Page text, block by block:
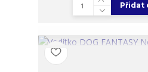
Přidat